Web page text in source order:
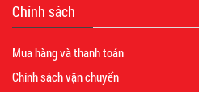
Chính sách
Mua hàng và thanh toán
Chính sách vận chuyển